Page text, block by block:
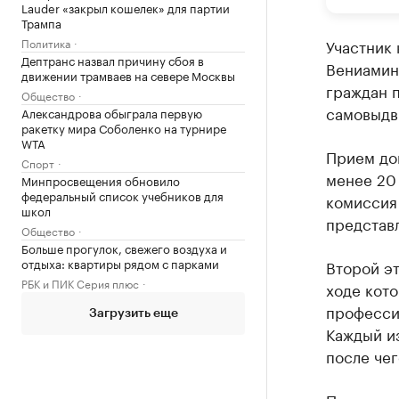
Lauder «закрыл кошелек» для партии
Трампа
Политика
Дептранс назвал причину сбоя в
движении трамваев на севере Москвы
Общество
Александрова обыграла первую
ракетку мира Соболенко на турнире
WTA
Спорт
Минпросвещения обновило
федеральный список учебников для
школ
Общество
Больше прогулок, свежего воздуха и
отдыха: квартиры рядом с парками
РБК и ПИК Серия плюс
Загрузить еще
граждан
Прием
менее 20
Второй
ходе
Каждый
после